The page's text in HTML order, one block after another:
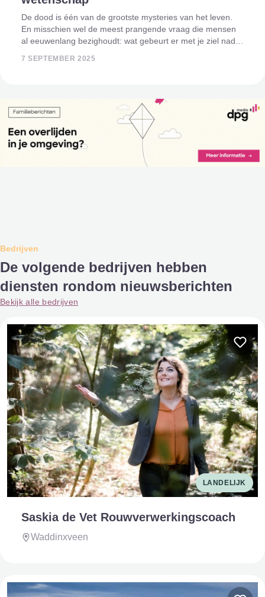
De dood is één van de grootste mysteries van het leven.
En misschien wel de meest prangende vraag die mensen
al eeuwenlang bezighoudt: wat gebeurt er met je ziel nadat
7 SEPTEMBER 2025
Bedrijven
De volgende bedrijven hebben
diensten rondom nieuwsberichten
Bekijk alle bedrijven
LANDELIJK
Saskia de Vet Rouwverwerkingscoach
Waddinxveen